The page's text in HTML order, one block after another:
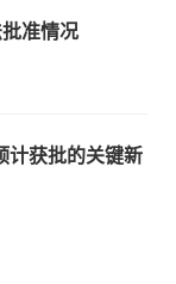
准情况
计获批的关键新